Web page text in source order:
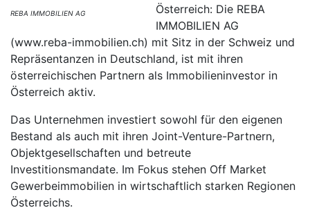
REBA IMMOBILIEN AG
Österreich: Die REBA
IMMOBILIEN AG
(www.reba-immobilien.ch) mit Sitz in der Schweiz und
Repräsentanzen in Deutschland, ist mit ihren
österreichischen Partnern als Immobilieninvestor in
Österreich aktiv.
Das Unternehmen investiert sowohl für den eigenen
Bestand als auch mit ihren Joint-Venture-Partnern,
Objektgesellschaften und betreute
Investitionsmandate. Im Fokus stehen Off Market
Gewerbeimmobilien in wirtschaftlich starken Regionen
Österreichs.